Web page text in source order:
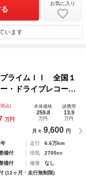
お気に入り
います
ライムＩＩ 全国１
・ドライブレコーダ
ジＴＶ・両側パワー
マチックハイビー
込)
万円
本体価格
259.8
万円
諸費用
13.9
万円
月々 9,600 円
走行
6.6万km
備付 排気
2700cc
備付 修復
なし
(12ヶ月・走行無制限)